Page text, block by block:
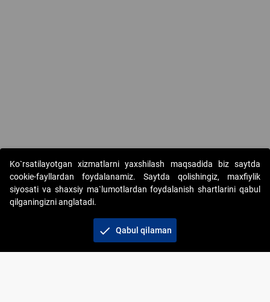
Copyright © 2017-2026. "Elektron onlayn-auksionlarni
tashkil etish" AJ. Barcha huquqlar himoyalangan
Ko`rsatilayotgan xizmatlarni yaxshilash maqsadida biz saytda
cookie-fayllardan foydalanamiz. Saytda qolishingiz, maxfiylik
siyosati va shaxsiy ma`lumotlardan foydalanish shartlarini qabul
qilganingizni anglatadi.
check Qabul qilaman